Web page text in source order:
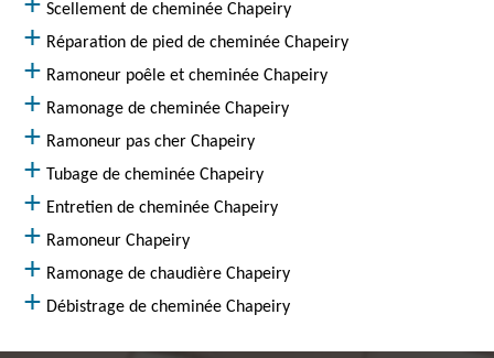
Scellement de cheminée Chapeiry
Réparation de pied de cheminée Chapeiry
Ramoneur poêle et cheminée Chapeiry
Ramonage de cheminée Chapeiry
Ramoneur pas cher Chapeiry
Tubage de cheminée Chapeiry
Entretien de cheminée Chapeiry
Ramoneur Chapeiry
Ramonage de chaudière Chapeiry
Débistrage de cheminée Chapeiry